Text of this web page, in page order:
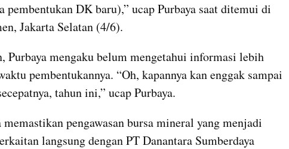
pembentukan DK baru),” ucap Purbaya saat ditemui di
Jakarta Selatan (4/6).
Purbaya mengaku belum mengetahui informasi lebih
pembentukannya. “Oh, kapannya kan enggak sampai
tahun ini,” ucap Purbaya.
pengawasan bursa mineral yang menjadi
langsung dengan PT Danantara Sumberdaya